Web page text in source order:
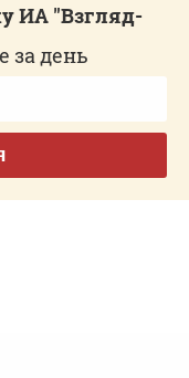
ИА "Взгляд-
за день